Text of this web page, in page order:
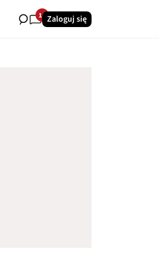
16Zaloguj się